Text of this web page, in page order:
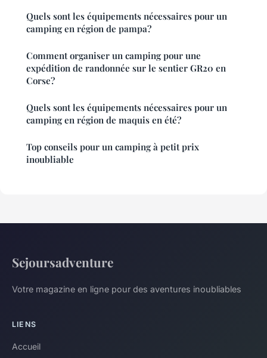
Quels sont les équipements nécessaires pour un
camping en région de pampa?
Comment organiser un camping pour une
expédition de randonnée sur le sentier GR20 en
Corse?
Quels sont les équipements nécessaires pour un
camping en région de maquis en été?
Top conseils pour un camping à petit prix
inoubliable
Sejoursadventure
Votre magazine en ligne pour des aventures inoubliables
LIENS
Accueil